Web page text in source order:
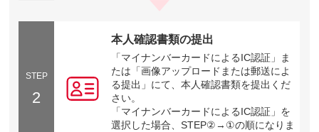
STEP
2
本人確認書類の提出
「マイナンバーカードによるIC認証」ま
たは「画像アップロードまたは郵送によ
る提出」にて、本人確認書類を提出くだ
さい。
「マイナンバーカードによるIC認証」を
選択した場合、STEP②→①の順になりま